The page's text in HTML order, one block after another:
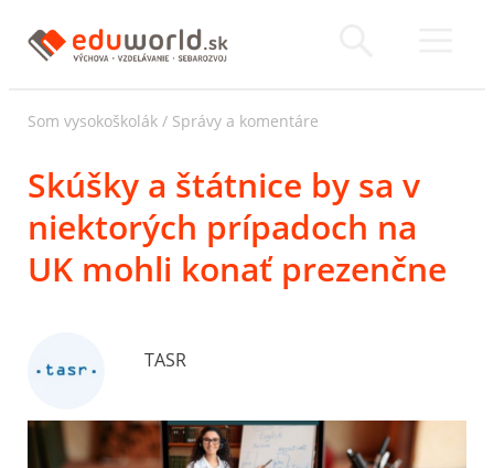
Som vysokoškolák / Správy a komentáre
Skúšky a štátnice by sa v
niektorých prípadoch na
UK mohli konať prezenčne
TASR